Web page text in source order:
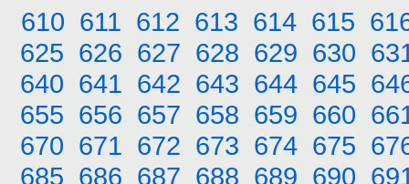
610 611 612 613 614 615
625 626 627 628 629 630
640 641 642 643 644 645
655 656 657 658 659 660
670 671 672 673 674 675
685 686 687 688 689 690